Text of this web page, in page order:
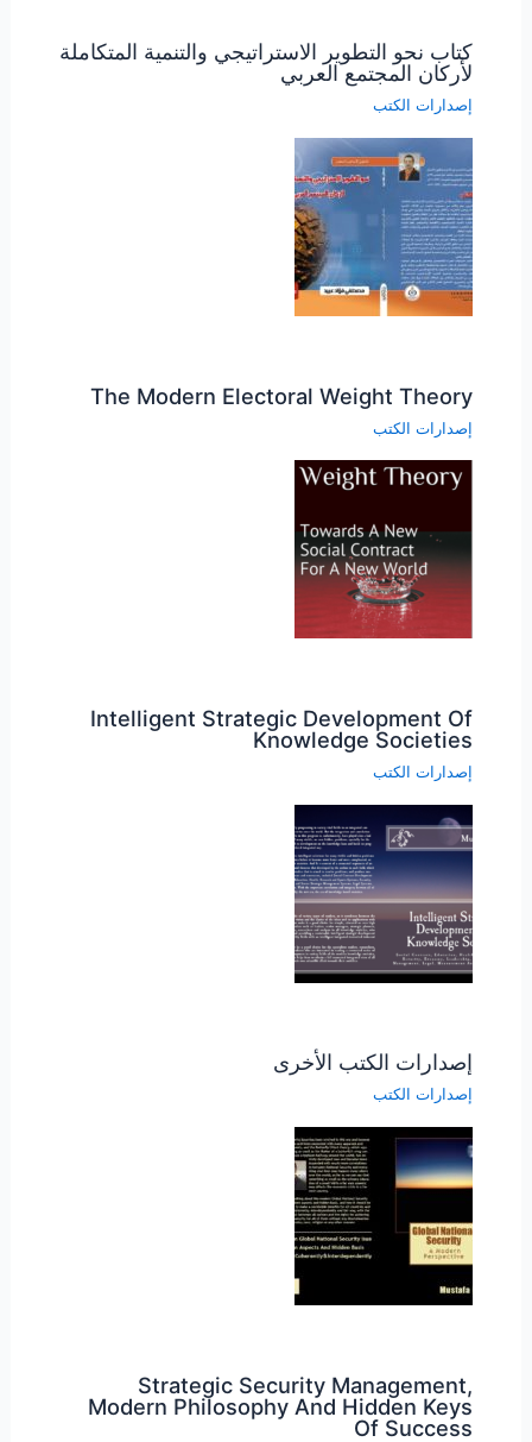
كتاب نحو التطوير الاستراتيجي والتنمية المتكاملة
لأركان المجتمع العربي
إصدارات الكتب
The Modern Electoral Weight Theory
إصدارات الكتب
Intelligent Strategic Development Of
Knowledge Societies
إصدارات الكتب
إصدارات الكتب الأخرى
إصدارات الكتب
Strategic Security Management,
Modern Philosophy And Hidden Keys
Of Success